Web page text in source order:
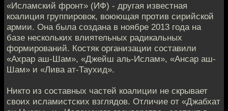
«Исламский фронт» (ИФ) - другая известная
коалиция группировок, воюющая против сирийской
армии. Она была создана в ноябре 2013 года на
базе нескольких влиятельных радикальных
формирований. Костяк организации составили
«Ахрар аш-Шам», «Джейш аль-Ислам», «Ансар аш-
Шам» и «Лива ат-Таухид».
Никто из составных частей коалиции не скрывает
своих исламистских взглядов. Отличие от «Джабхат